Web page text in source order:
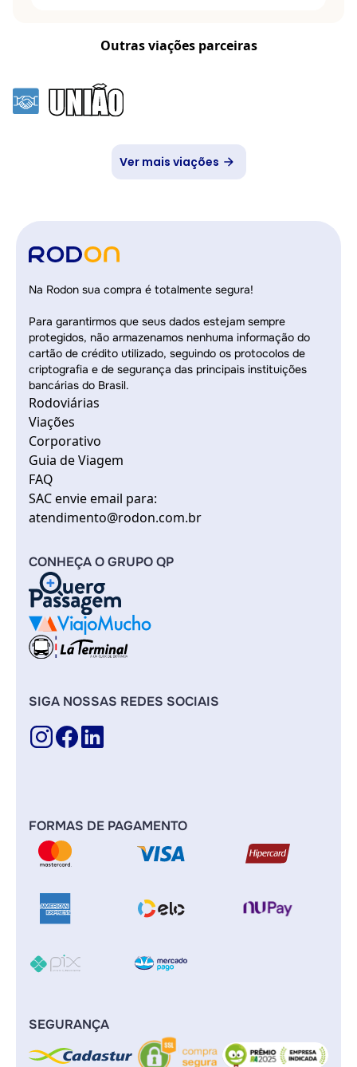
Outras viações parceiras
Ver mais viações
Na Rodon sua compra é totalmente segura!
Para garantirmos que seus dados estejam sempre
protegidos, não armazenamos nenhuma informação do
cartão de crédito utilizado, seguindo os protocolos de
criptografia e de segurança das principais instituições
bancárias do Brasil.
Rodoviárias
Viações
Corporativo
Guia de Viagem
FAQ
SAC envie email para:
atendimento@rodon.com.br
CONHEÇA O GRUPO QP
SIGA NOSSAS REDES SOCIAIS
FORMAS DE PAGAMENTO
SEGURANÇA